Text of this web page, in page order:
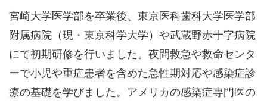
宮崎大学医学部を卒業後、東京医科歯科大学医学部
附属病院（現・東京科学大学）や武蔵野赤十字病院
にて初期研修を行いました。夜間救急や救命センタ
ーで小児や重症患者を含めた急性期対応や感染症診
療の基礎を学びました。アメリカの感染症専門医の